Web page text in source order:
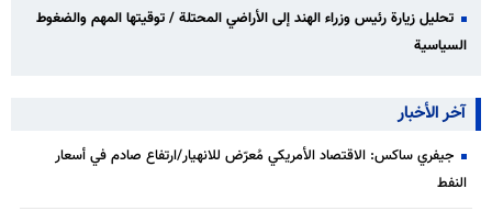
تحليل زيارة رئيس وزراء الهند إلى الأراضي المحتلة / توقيتها المهم والضغوط
السياسية
آخر الأخبار
جيفري ساكس: الاقتصاد الأمريكي مُعرّض للانهيار/ارتفاع صادم في أسعار
النفط